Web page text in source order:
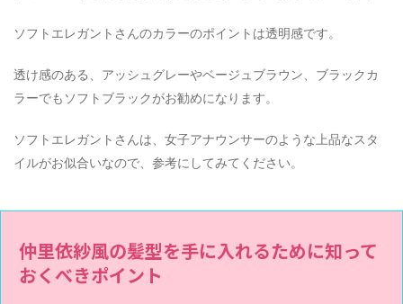
ソフトエレガントさんのカラーのポイントは透明感です。
透け感のある、アッシュグレーやベージュブラウン、ブラックカ
ラーでもソフトブラックがお勧めになります。
ソフトエレガントさんは、女子アナウンサーのような上品なスタ
イルがお似合いなので、参考にしてみてください。
仲里依紗風の髪型を手に入れるために知って
おくべきポイント